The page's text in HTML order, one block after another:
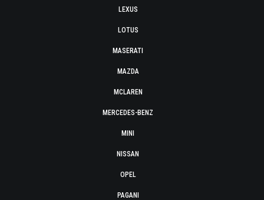
LEXUS
LOTUS
MASERATI
MAZDA
MCLAREN
MERCEDES-BENZ
MINI
NISSAN
OPEL
PAGANI